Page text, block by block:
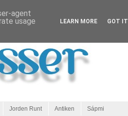
Jorden Runt Antiken Sápmi
agent
usage
LEARN MORE GOT IT